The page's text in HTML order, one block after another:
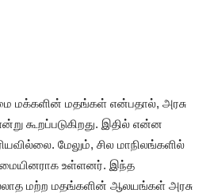
மக்களின் மதங்கள் என்பதால், அரசு
கூறப்படுகிறது. இதில் என்ன
மேலும், சில மாநிலங்களில்
உள்ளனர். இந்த
மற்ற மதங்களின் ஆலயங்கள் அரசு